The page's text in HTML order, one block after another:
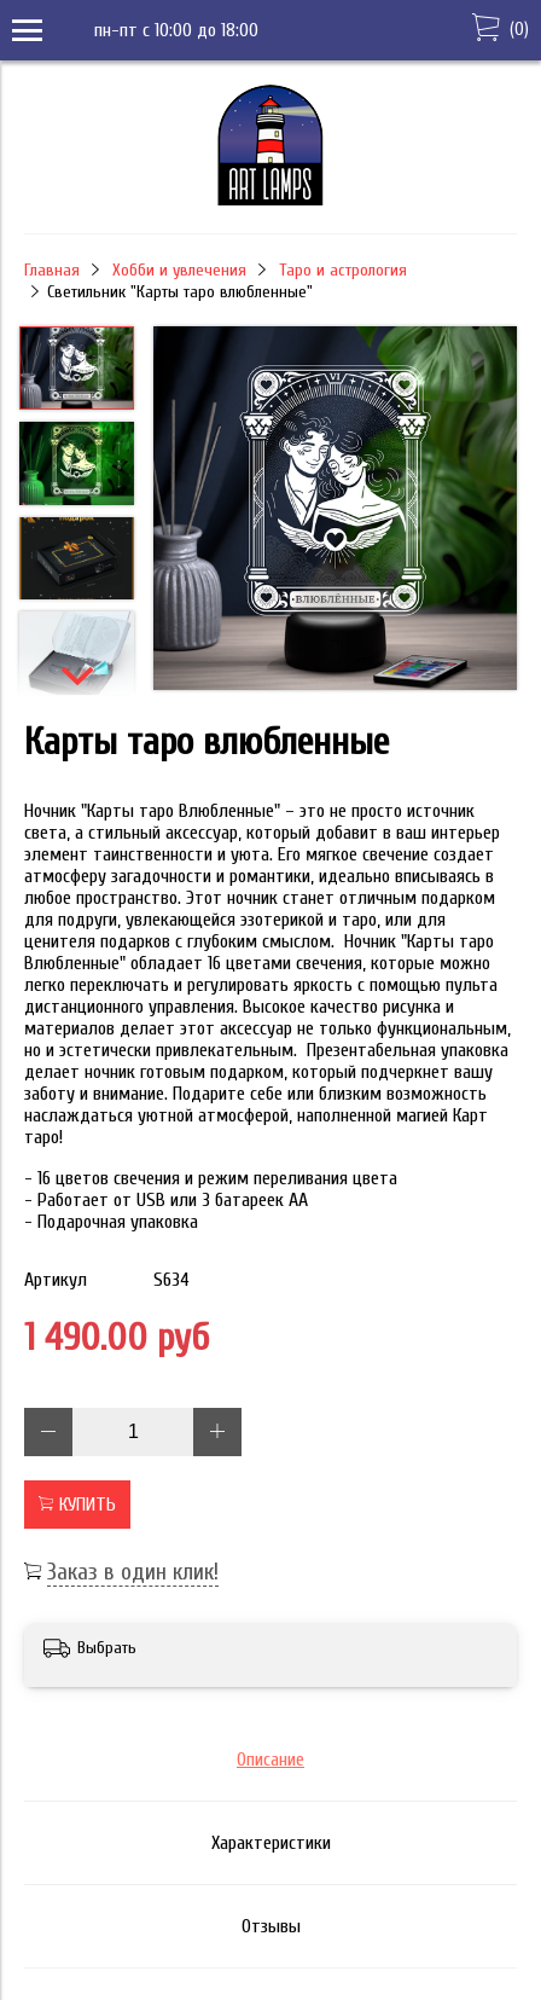
пн-пт с 10:00 до 18:00 (0)
Главная Хобби и увлечения
Таро и астрология
Светильник "Карты таро влюбленные"
Карты таро влюбленные
Ночник "Карты таро Влюбленные" – это не просто источник
света, а стильный аксессуар, который добавит в ваш интерьер
элемент таинственности и уюта. Его мягкое свечение создает
атмосферу загадочности и романтики, идеально вписываясь в
любое пространство. Этот ночник станет отличным подарком
для подруги, увлекающейся эзотерикой и таро, или для
ценителя подарков с глубоким смыслом. Ночник "Карты таро
Влюбленные" обладает 16 цветами свечения, которые можно
легко переключать и регулировать яркость с помощью пульта
дистанционного управления. Высокое качество рисунка и
материалов делает этот аксессуар не только функциональным,
но и эстетически привлекательным. Презентабельная упаковка
делает ночник готовым подарком, который подчеркнет вашу
заботу и внимание. Подарите себе или близким возможность
наслаждаться уютной атмосферой, наполненной магией Карт
таро!
- 16 цветов свечения и режим переливания цвета
- Работает от USB или 3 батареек АА
- Подарочная упаковка
Артикул S634
1 490.00 руб
КУПИТЬ
Заказ в один клик!
Выбрать
Описание
Характеристики
Отзывы